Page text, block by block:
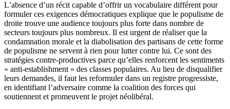
L’absence d’un récit capable d’offrir un vocabulaire différent pour
formuler ces exigences démocratiques explique que le populisme de
droite trouve une audience toujours plus forte dans nombre de
secteurs toujours plus nombreux. Il est urgent de réaliser que la
condamnation morale et la diabolisation des partisans de cette forme
de populisme ne servent à rien pour lutter contre lui. Ce sont des
stratégies contre-productives parce qu’elles renforcent les sentiments
« anti-establishment » des classes populaires. Au lieu de disqualifier
leurs demandes, il faut les reformuler dans un registre progressiste,
en identifiant l’adversaire comme la coalition des forces qui
soutiennent et promeuvent le projet néolibéral.